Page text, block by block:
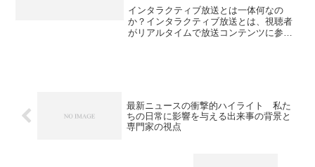
インタラクティブ放送とは一体何なの
か？インタラクティブ放送とは、視聴者
がリアルタイムで放送コンテンツに参加
最新ニュースの衝撃的ハイライト 私た
ちの日常に影響を与える出来事の背景と
専門家の視点